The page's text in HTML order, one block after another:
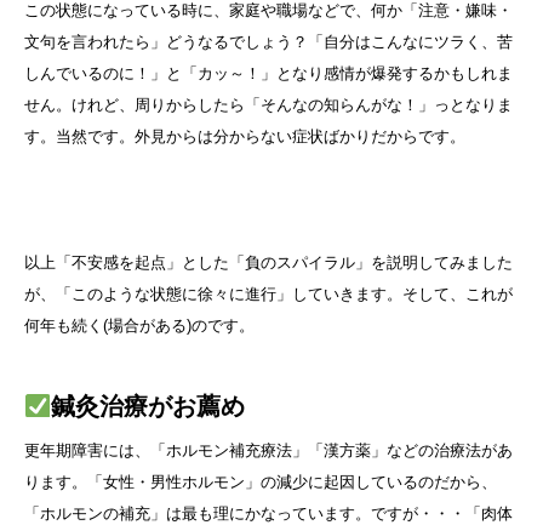
この状態になっている時に、家庭や職場などで、何か「注意・嫌味・
文句を言われたら」どうなるでしょう？「自分はこんなにツラく、苦
しんでいるのに！」と「カッ～！」となり感情が爆発するかもしれま
せん。けれど、周りからしたら「そんなの知らんがな！」っとなりま
す。当然です。外見からは分からない症状ばかりだからです。
以上「不安感を起点」とした「負のスパイラル」を説明してみました
が、「このような状態に徐々に進行」していきます。そして、これが
何年も続く(場合がある)のです。
鍼灸治療がお薦め
更年期障害には、「ホルモン補充療法」「漢方薬」などの治療法があ
ります。「女性・男性ホルモン」の減少に起因しているのだから、
「ホルモンの補充」は最も理にかなっています。ですが・・・「肉体